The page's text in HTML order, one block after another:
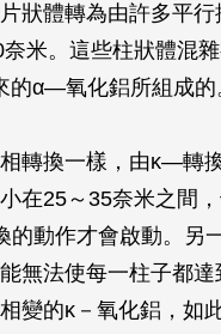
狀體轉為由許多平
奈米。這些柱狀體
α—氧化鋁所組成的
轉換一樣，由κ—轉
在25～35奈米之間
動作才會啟動。另
無法使每一柱子都
變的κ－氧化鋁，